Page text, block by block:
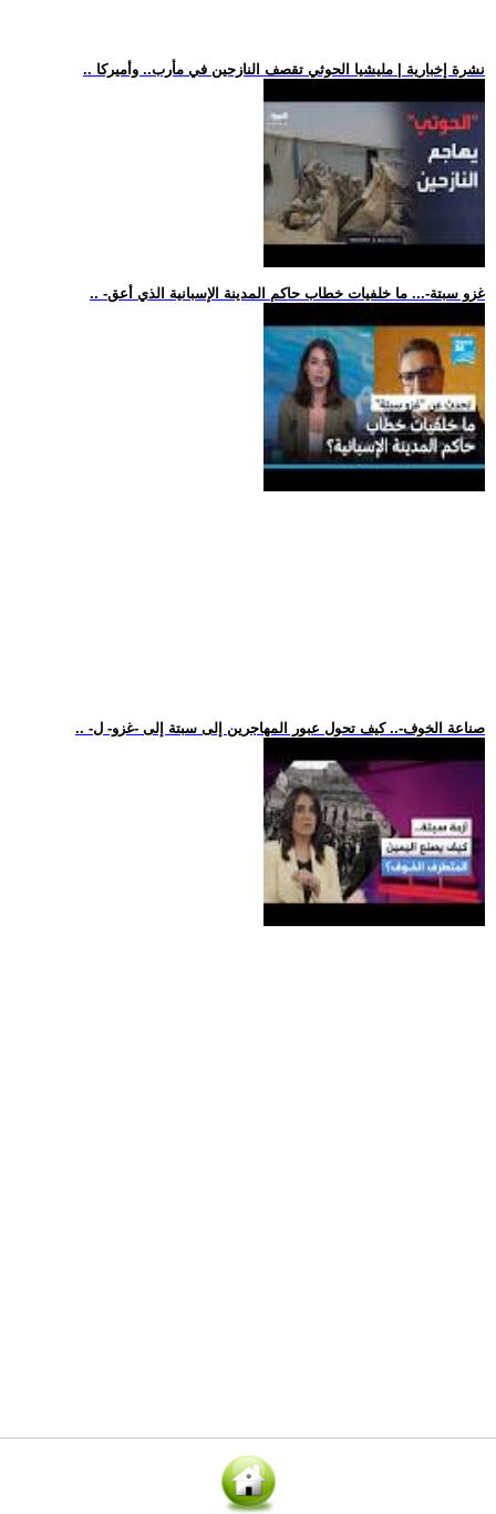
.. نشرة إخبارية | مليشيا الحوثي تقصف النازحين في مأرب.. وأميركا
.. -غزو سبتة-... ما خلفيات خطاب حاكم المدينة الإسبانية الذي أعق
.. -صناعة الخوف-.. كيف تحول عبور المهاجرين إلى سبتة إلى -غزو- ل